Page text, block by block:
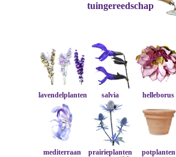
tuingereedschap
lavendelplanten salvia helleborus
mediterraan prairieplanten potplanten